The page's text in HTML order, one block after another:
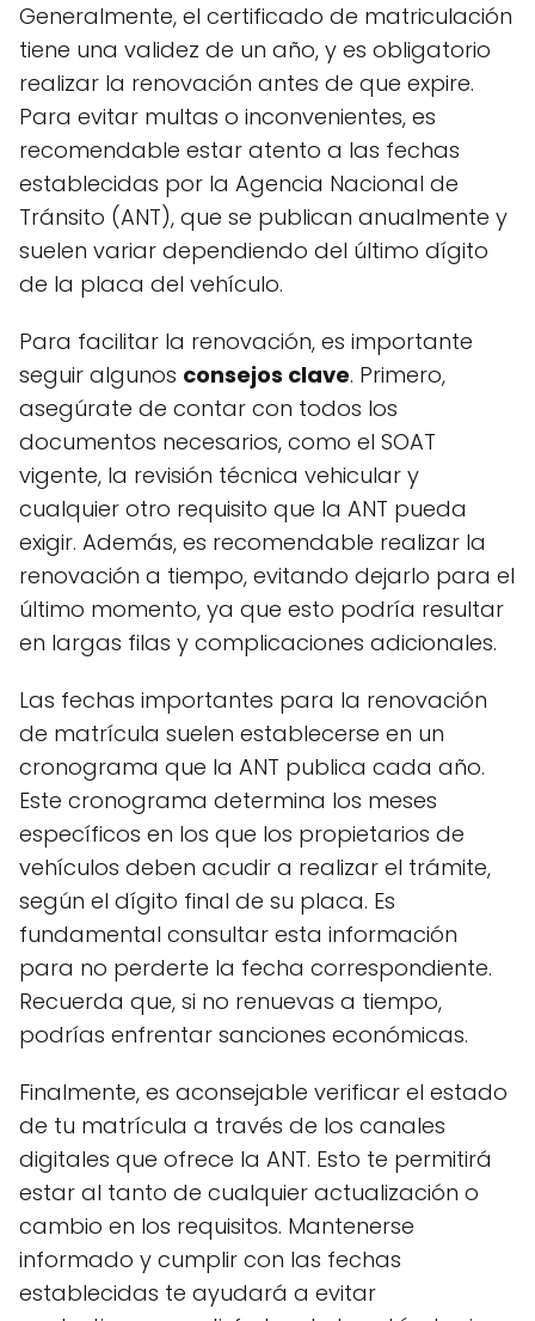
Generalmente, el certificado de matriculación
tiene una validez de un año, y es obligatorio
realizar la renovación antes de que expire.
Para evitar multas o inconvenientes, es
recomendable estar atento a las fechas
establecidas por la Agencia Nacional de
Tránsito (ANT), que se publican anualmente y
suelen variar dependiendo del último dígito
de la placa del vehículo.
Para facilitar la renovación, es importante
seguir algunos consejos clave. Primero,
asegúrate de contar con todos los
documentos necesarios, como el SOAT
vigente, la revisión técnica vehicular y
cualquier otro requisito que la ANT pueda
exigir. Además, es recomendable realizar la
renovación a tiempo, evitando dejarlo para el
último momento, ya que esto podría resultar
en largas filas y complicaciones adicionales.
Las fechas importantes para la renovación
de matrícula suelen establecerse en un
cronograma que la ANT publica cada año.
Este cronograma determina los meses
específicos en los que los propietarios de
vehículos deben acudir a realizar el trámite,
según el dígito final de su placa. Es
fundamental consultar esta información
para no perderte la fecha correspondiente.
Recuerda que, si no renuevas a tiempo,
podrías enfrentar sanciones económicas.
Finalmente, es aconsejable verificar el estado
de tu matrícula a través de los canales
digitales que ofrece la ANT. Esto te permitirá
estar al tanto de cualquier actualización o
cambio en los requisitos. Mantenerse
informado y cumplir con las fechas
establecidas te ayudará a evitar